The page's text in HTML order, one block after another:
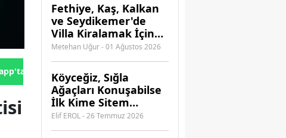
Gönder
Fethiye, Kaş, Kalkan
ve Seydikemer'de
Villa Kiralamak İçin
Hangi Acenteye
Güvenebilirsiniz?
Metehan Uğur - 01 Ağustos 2026
Köyceğiz, Sığla
Ağaçları Konuşabilse
İlk Kime Sitem
Ederdi?
Elif EROL - 26 Temmuz 2026